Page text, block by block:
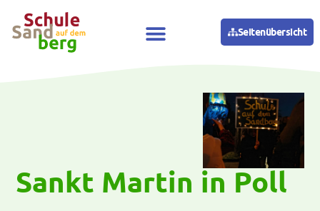
Seitenübersicht
Sankt Martin in Poll